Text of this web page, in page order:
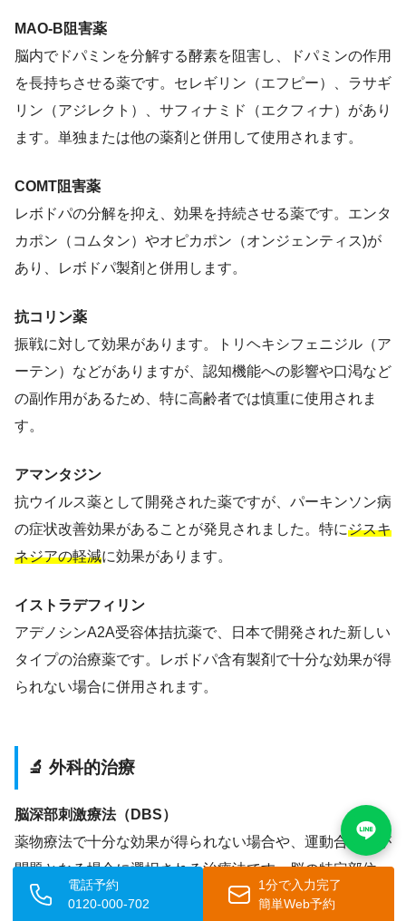
MAO-B阻害薬
脳内でドパミンを分解する酵素を阻害し、ドパミンの作用
を長持ちさせる薬です。セレギリン（エフピー）、ラサギ
リン（アジレクト）、サフィナミド（エクフィナ）があり
ます。単独または他の薬剤と併用して使用されます。
COMT阻害薬
レボドパの分解を抑え、効果を持続させる薬です。エンタ
カポン（コムタン）やオピカポン（オンジェンティス)が
あり、レボドパ製剤と併用します。
抗コリン薬
振戦に対して効果があります。トリヘキシフェニジル（ア
ーテン）などがありますが、認知機能への影響や口渇など
の副作用があるため、特に高齢者では慎重に使用されま
す。
アマンタジン
抗ウイルス薬として開発された薬ですが、パーキンソン病
の症状改善効果があることが発見されました。特にジスキ
ネジアの軽減に効果があります。
イストラデフィリン
アデノシンA2A受容体拮抗薬で、日本で開発された新しい
タイプの治療薬です。レボドパ含有製剤で十分な効果が得
られない場合に併用されます。
🔬 外科的治療
脳深部刺激療法（DBS）
薬物療法で十分な効果が得られない場合や、運動合併症が
問題となる場合に選択される治療法です。脳の特定部位
（視床下核や淡蒼球内節）に電極を留置し、電気刺激を与
電話予約
0120-000-702
1分で入力完了
簡単Web予約